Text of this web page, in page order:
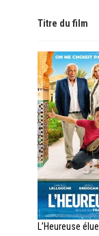
Titre du film
L’Heureuse élue